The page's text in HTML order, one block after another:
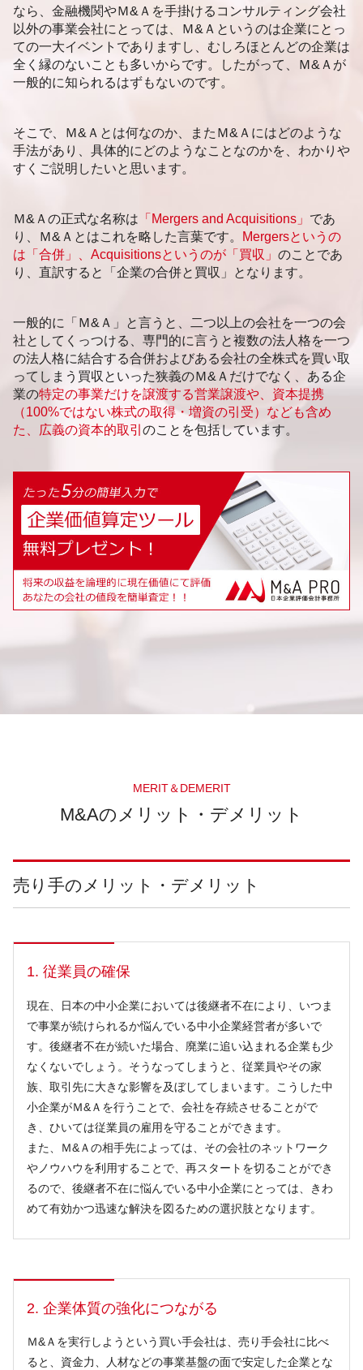
札幌市 後継者不在 相談
福岡市 資金調達
なら、金融機関やＭ&Ａを手掛けるコンサルティング会社
以外の事業会社にとっては、Ｍ&Ａというのは企業にとっ
ての一大イベントでありますし、むしろほとんどの企業は
全く縁のないことも多いからです。したがって、Ｍ&Ａが
一般的に知られるはずもないのです。
そこで、Ｍ&Ａとは何なのか、またＭ&Ａにはどのような
手法があり、具体的にどのようなことなのかを、わかりや
すくご説明したいと思います。
Ｍ&Ａの正式な名称は 「Mergers and Acquisitions」 であ
り、Ｍ&Ａとはこれを略した言葉です。
Mergersというの
は「合併」、Acquisitionsというのが「買収」 のことであ
り、直訳すると「企業の合併と買収」となります。
一般的に「Ｍ&Ａ」と言うと、二つ以上の会社を一つの会
社としてくっつける、専門的に言うと複数の法人格を一つ
の法人格に結合する合併およびある会社の全株式を買い取
ってしまう買収といった狭義のＭ&Ａだけでなく、ある企
業の特定の事業だけを譲渡する営業譲渡や、資本提携
（100%ではない株式の取得・増資の引受）なども含め
た、広義の資本的取引 のことを包括しています。
MERIT＆DEMERIT
M&Aのメリット・デメリット
売り手のメリット・デメリット
1. 従業員の確保
現在、日本の中小企業においては後継者不在により、いつま
で事業が続けられるか悩んでいる中小企業経営者が多いで
す。後継者不在が続いた場合、廃業に追い込まれる企業も少
なくないでしょう。そうなってしまうと、従業員やその家
族、取引先に大きな影響を及ぼしてしまいます。こうした中
小企業がＭ&Ａを行うことで、会社を存続させることがで
き、ひいては従業員の雇用を守ることができます。
また、Ｍ&Ａの相手先によっては、その会社のネットワーク
やノウハウを利用することで、再スタートを切ることができ
るので、後継者不在に悩んでいる中小企業にとっては、きわ
めて有効かつ迅速な解決を図るための選択肢となります。
2. 企業体質の強化につながる
Ｍ&Ａを実行しようという買い手会社は、売り手会社に比べ
ると、資金力、人材などの事業基盤の面で安定した企業とな